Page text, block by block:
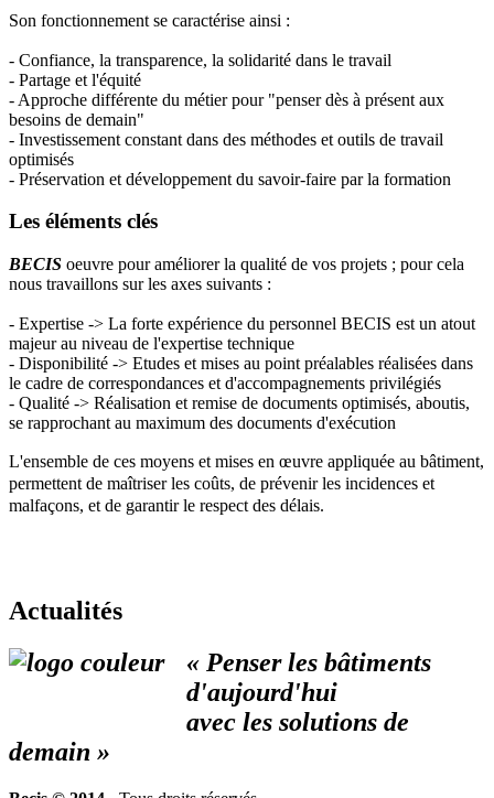
Son fonctionnement se caractérise ainsi :
- Confiance, la transparence, la solidarité dans le travail
- Partage et l'équité
- Approche différente du métier pour "penser dès à présent aux
besoins de demain"
- Investissement constant dans des méthodes et outils de travail
optimisés
- Préservation et développement du savoir-faire par la formation
Les éléments clés
BECIS oeuvre pour améliorer la qualité de vos projets ; pour cela
nous travaillons sur les axes suivants :
- Expertise -> La forte expérience du personnel BECIS est un atout
majeur au niveau de l'expertise technique
- Disponibilité -> Etudes et mises au point préalables réalisées dans
le cadre de correspondances et d'accompagnements privilégiés
- Qualité -> Réalisation et remise de documents optimisés, aboutis,
se rapprochant au maximum des documents d'exécution
L'ensemble de ces moyens et mises en œuvre appliquée au bâtiment,
permettent de maîtriser les coûts, de prévenir les incidences et
malfaçons, et de garantir le respect des délais.
Actualités
« Penser les bâtiments
d'aujourd'hui
avec les solutions de
demain »